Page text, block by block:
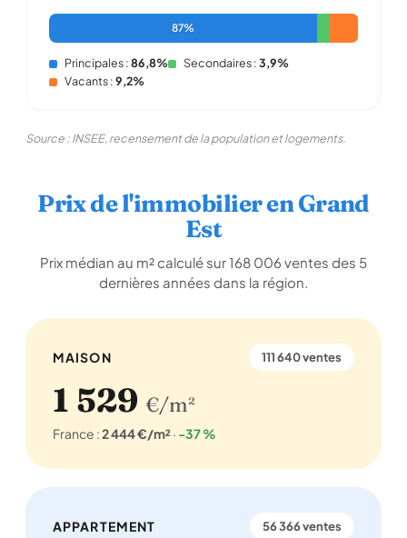
87%
Principales :86,8% Secondaires :3,9%
Vacants :9,2%
Source : INSEE, recensement de la population et logements.
Prix de l'immobilier en Grand
Est
Prix médian au m² calculé sur 168 006 ventes des 5
dernières années dans la région.
MAISON 111 640 ventes
1 529 €/m²
France :2 444 €/m²· -37 %
APPARTEMENT 56 366 ventes